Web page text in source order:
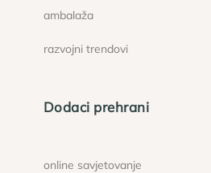
ambalaža
razvojni trendovi
Dodaci prehrani
online savjetovanje